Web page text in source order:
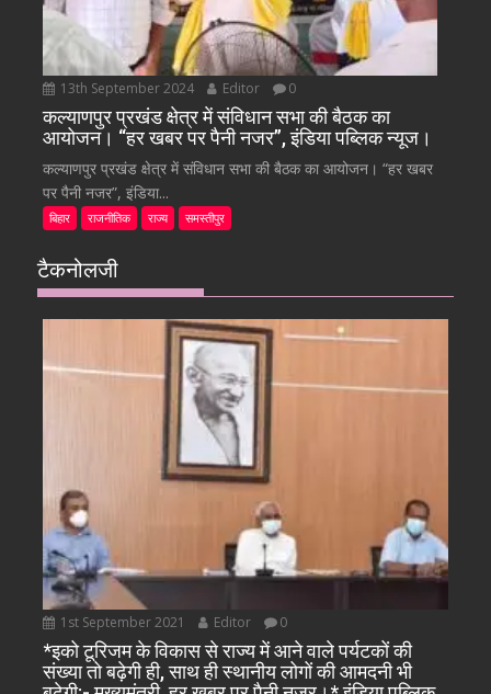
13th September 2024 Editor 0
कल्याणपुर प्रखंड क्षेत्र में संविधान सभा की बैठक का
आयोजन। “हर खबर पर पैनी नजर”, इंडिया पब्लिक न्यूज।
कल्याणपुर प्रखंड क्षेत्र में संविधान सभा की बैठक का आयोजन। “हर खबर
पर पैनी नजर”, इंडिया...
बिहार राजनीतिक राज्य समस्तीपुर
टैकनोलजी
1st September 2021 Editor 0
*इको टूरिजम के विकास से राज्य में आने वाले पर्यटकों की
संख्या तो बढ़ेगी ही, साथ ही स्थानीय लोगों की आमदनी भी